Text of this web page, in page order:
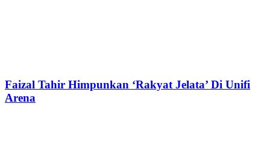
Faizal Tahir Himpunkan ‘Rakyat Jelata’ Di Unifi
Arena